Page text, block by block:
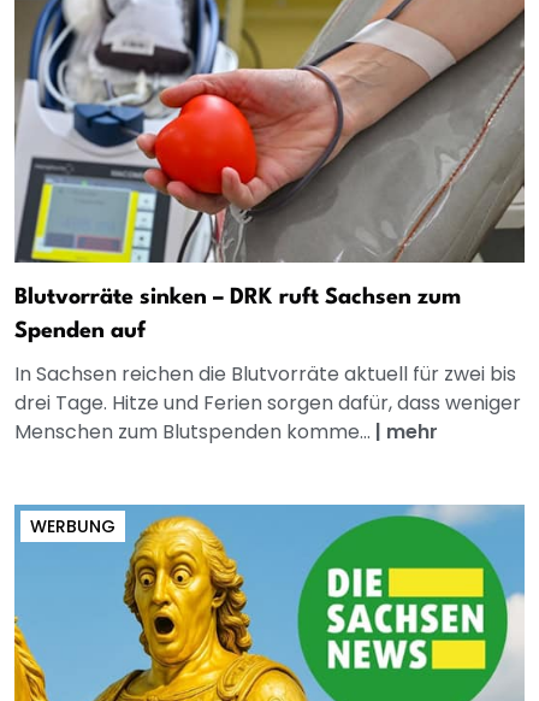
Blutvorräte sinken – DRK ruft Sachsen zum
Spenden auf
In Sachsen reichen die Blutvorräte aktuell für zwei bis
drei Tage. Hitze und Ferien sorgen dafür, dass weniger
Menschen zum Blutspenden komme... | mehr
WERBUNG